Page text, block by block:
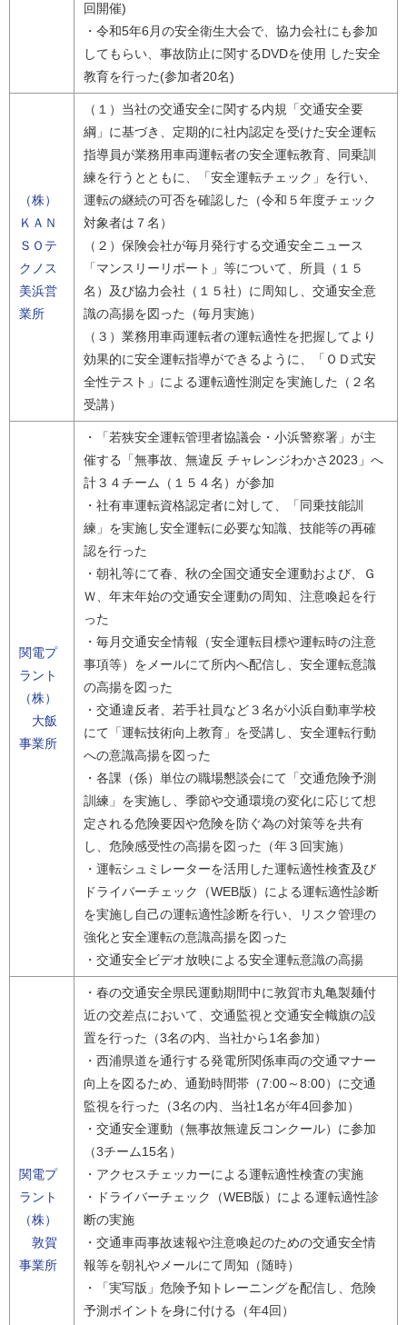
回開催)
・令和5年6月の安全衛生大会で、協力会社にも参加
してもらい、事故防止に関するDVDを使用 した安全
教育を行った(参加者20名)
（株）
ＫＡＮ
ＳＯテ
クノス
美浜営
業所
（１）当社の交通安全に関する内規「交通安全要
綱」に基づき、定期的に社内認定を受けた安全運転
指導員が業務用車両運転者の安全運転教育、同乗訓
練を行うとともに、「安全運転チェック」を行い、
運転の継続の可否を確認した（令和５年度チェック
対象者は７名）
（２）保険会社が毎月発行する交通安全ニュース
「マンスリーリポート」等について、所員（１５
名）及び協力会社（１５社）に周知し、交通安全意
識の高揚を図った（毎月実施）
（３）業務用車両運転者の運転適性を把握してより
効果的に安全運転指導ができるように、「ＯＤ式安
全性テスト」による運転適性測定を実施した（２名
受講）
関電プ
ラント
（株）
大飯
事業所
・「若狭安全運転管理者協議会・小浜警察署」が主
催する「無事故、無違反 チャレンジわかさ2023」へ
計３４チーム（１５４名）が参加
・社有車運転資格認定者に対して、「同乗技能訓
練」を実施し安全運転に必要な知識、技能等の再確
認を行った
・朝礼等にて春、秋の全国交通安全運動および、Ｇ
Ｗ、年末年始の交通安全運動の周知、注意喚起を行
った
・毎月交通安全情報（安全運転目標や運転時の注意
事項等）をメールにて所内へ配信し、安全運転意識
の高揚を図った
・交通違反者、若手社員など３名が小浜自動車学校
にて「運転技術向上教育」を受講し、安全運転行動
への意識高揚を図った
・各課（係）単位の職場懇談会にて「交通危険予測
訓練」を実施し、季節や交通環境の変化に応じて想
定される危険要因や危険を防ぐ為の対策等を共有
し、危険感受性の高揚を図った（年３回実施）
・運転シュミレーターを活用した運転適性検査及び
ドライバーチェック（WEB版）による運転適性診断
を実施し自己の運転適性診断を行い、リスク管理の
強化と安全運転の意識高揚を図った
・交通安全ビデオ放映による安全運転意識の高揚
関電プ
ラント
（株）
敦賀
事業所
・春の交通安全県民運動期間中に敦賀市丸亀製麺付
近の交差点において、交通監視と交通安全幟旗の設
置を行った（3名の内、当社から1名参加）
・西浦県道を通行する発電所関係車両の交通マナー
向上を図るため、通勤時間帯（7:00～8:00）に交通
監視を行った（3名の内、当社1名が年4回参加）
・交通安全運動（無事故無違反コンクール）に参加
（3チーム15名）
・アクセスチェッカーによる運転適性検査の実施
・ドライバーチェック（WEB版）による運転適性診
断の実施
・交通車両事故速報や注意喚起のための交通安全情
報等を朝礼やメールにて周知（随時）
・「実写版」危険予知トレーニングを配信し、危険
予測ポイントを身に付ける（年4回）